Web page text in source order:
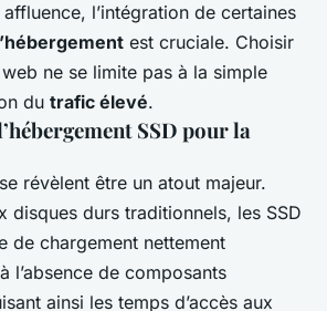
l’intégration de certaines
est cruciale. Choisir
ne se limite pas à la simple
du trafic élevé.
SSD pour la
se révèlent être un atout majeur.
disques durs traditionnels, les SSD
de chargement nettement
l’absence de composants
ainsi les temps d’accès aux